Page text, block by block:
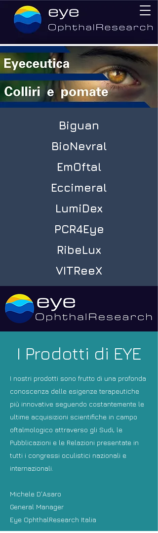
Biguan
BioNevral
EmOftal
Eccimeral
LumiDex
PCR4Eye
RibeLux
VITReeX
I Prodotti di EYE
I nostri prodotti sono frutto di una profonda
conoscenza delle esigenze terapeutiche
più innovative seguendo costantemente le
ultime acquisizioni scientifiche in campo
oftalmologico attraverso gli Sudi, le
Pubblicazioni e le Relazioni presentate in
tutti i congressi oculistici nazionali e
internazionali.
Michele D'Asaro
General Manager
Eye OphthalResearch Italia